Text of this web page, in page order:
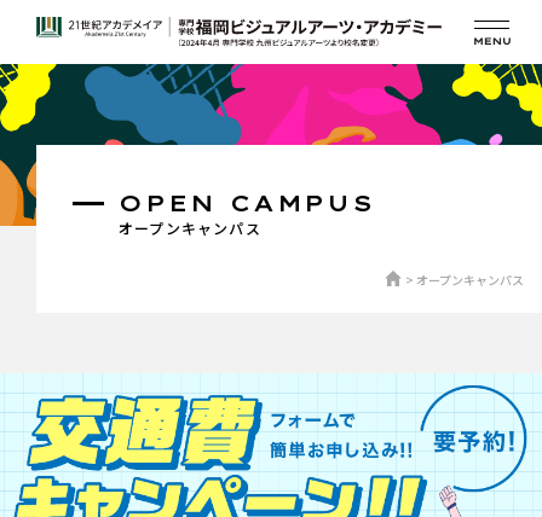
オープンキャンパス
OPEN CAMPUS
オープンキャンパス